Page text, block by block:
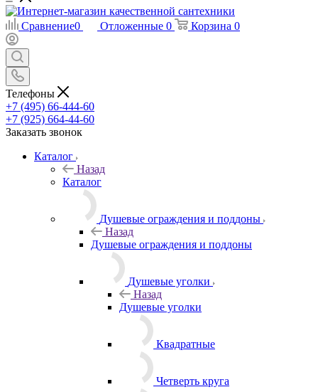
Сравнение0 Отложенные 0 Корзина 0
Телефоны
+7 (495) 66-444-60
+7 (925) 664-44-60
Заказать звонок
Каталог
Назад
Каталог
Душевые ограждения и поддоны
Назад
Душевые ограждения и поддоны
Душевые уголки
Назад
Душевые уголки
Квадратные
Четверть круга